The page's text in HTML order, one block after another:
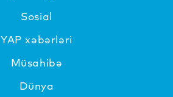
Sosial
YAP xəbərləri
Müsahibə
Dünya